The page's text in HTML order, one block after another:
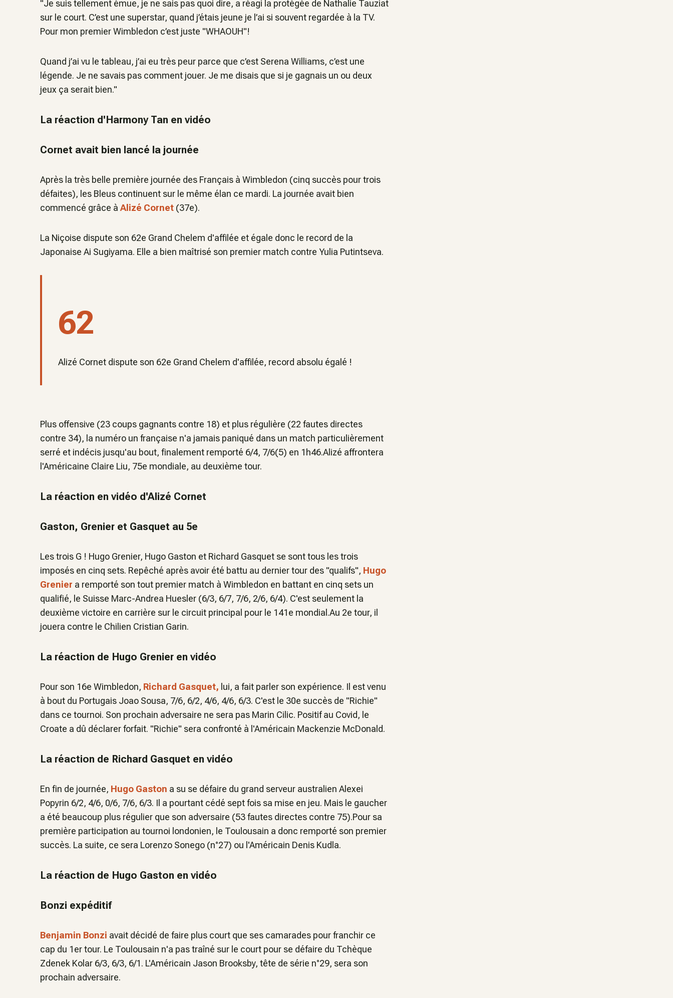
"Je suis tellement émue, je ne sais pas quoi dire, a réagi la protégée de Nathalie Tauziat
sur le court. C’est une superstar, quand j’étais jeune je l’ai si souvent regardée à la TV.
Pour mon premier Wimbledon c’est juste "WHAOUH"!
Quand j’ai vu le tableau, j’ai eu très peur parce que c’est Serena Williams, c’est une
légende. Je ne savais pas comment jouer. Je me disais que si je gagnais un ou deux
jeux ça serait bien."
La réaction d'Harmony Tan en vidéo
Cornet avait bien lancé la journée
Après la très belle première journée des Français à Wimbledon (cinq succès pour trois
défaites), les Bleus continuent sur le même élan ce mardi. La journée avait bien
commencé grâce à Alizé Cornet (37e).
La Niçoise dispute son 62e Grand Chelem d'affilée et égale donc le record de la
Japonaise Ai Sugiyama. Elle a bien maîtrisé son premier match contre Yulia Putintseva.
62
Alizé Cornet dispute son 62e Grand Chelem d'affilée, record absolu égalé !
Plus offensive (23 coups gagnants contre 18) et plus régulière (22 fautes directes
contre 34), la numéro un française n'a jamais paniqué dans un match particulièrement
serré et indécis jusqu'au bout, finalement remporté 6/4, 7/6(5) en 1h46.Alizé affrontera
l'Américaine Claire Liu, 75e mondiale, au deuxième tour.
La réaction en vidéo d'Alizé Cornet
Gaston, Grenier et Gasquet au 5e
Les trois G ! Hugo Grenier, Hugo Gaston et Richard Gasquet se sont tous les trois
imposés en cinq sets. Repêché après avoir été battu au dernier tour des "qualifs", Hugo
Grenier a remporté son tout premier match à Wimbledon en battant en cinq sets un
qualifié, le Suisse Marc-Andrea Huesler (6/3, 6/7, 7/6, 2/6, 6/4). C'est seulement la
deuxième victoire en carrière sur le circuit principal pour le 141e mondial.Au 2e tour, il
jouera contre le Chilien Cristian Garin.
La réaction de Hugo Grenier en vidéo
Pour son 16e Wimbledon, Richard Gasquet, lui, a fait parler son expérience. Il est venu
à bout du Portugais Joao Sousa, 7/6, 6/2, 4/6, 4/6, 6/3. C'est le 30e succès de "Richie"
dans ce tournoi. Son prochain adversaire ne sera pas Marin Cilic. Positif au Covid, le
Croate a dû déclarer forfait. "Richie" sera confronté à l'Américain Mackenzie McDonald.
La réaction de Richard Gasquet en vidéo
En fin de journée, Hugo Gaston a su se défaire du grand serveur australien Alexei
Popyrin 6/2, 4/6, 0/6, 7/6, 6/3. Il a pourtant cédé sept fois sa mise en jeu. Mais le gaucher
a été beaucoup plus régulier que son adversaire (53 fautes directes contre 75).Pour sa
première participation au tournoi londonien, le Toulousain a donc remporté son premier
succès. La suite, ce sera Lorenzo Sonego (n°27) ou l'Américain Denis Kudla.
La réaction de Hugo Gaston en vidéo
Bonzi expéditif
Benjamin Bonzi avait décidé de faire plus court que ses camarades pour franchir ce
cap du 1er tour. Le Toulousain n'a pas traîné sur le court pour se défaire du Tchèque
Zdenek Kolar 6/3, 6/3, 6/1. L'Américain Jason Brooksby, tête de série n°29, sera son
prochain adversaire.